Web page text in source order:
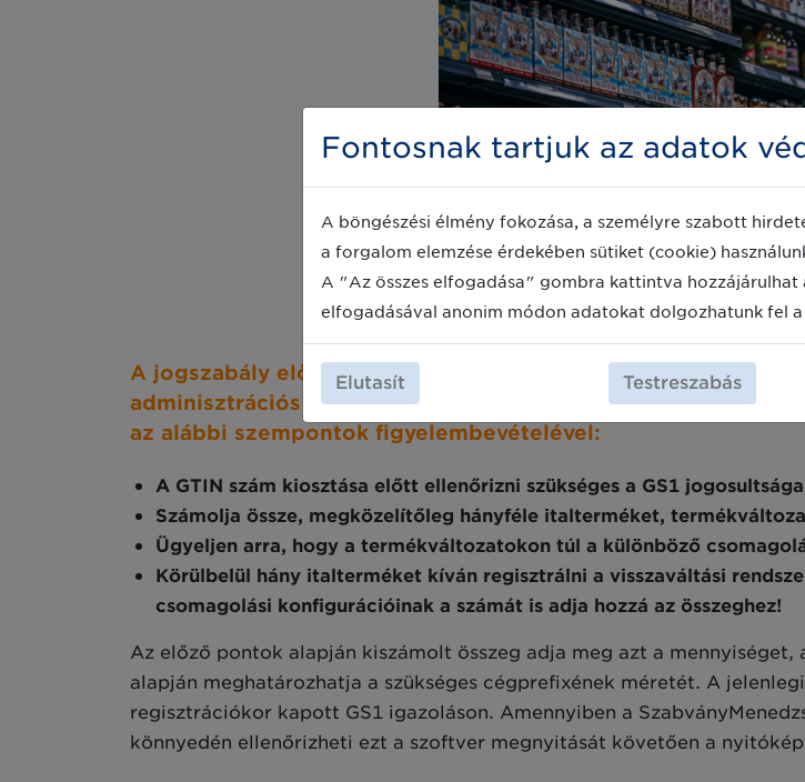
A jogszabály előírja, hogy minden érintett termék esetében
adminisztrációs és informatikai kérdések mellett érdemes
az alábbi szempontok figyelembevételével:
A GTIN szám kiosztása előtt ellenőrizni szükséges a GS1
Számolja össze, megközelítőleg hányféle italterméket,
Ügyeljen arra, hogy a termékváltozatokon túl a különböző
Körülbelül hány italterméket kíván regisztrálni a visszaváltási
csomagolási konfigurációinak a számát is adja hozzá az összeghez!
Az előző pontok alapján kiszámolt összeg adja meg azt a
alapján meghatározhatja a szükséges cégprefixének méretét. A
regisztrációkor kapott GS1 igazoláson. Amennyiben a
könnyedén ellenőrizheti ezt a szoftver megnyitását követően a
Fontosnak tartjuk az adatok
A böngészési élmény fokozása, a személyre szabott
a forgalom elemzése érdekében sütiket (cookie)
A "Az összes elfogadása" gombra kattintva hozzájárulhat
elfogadásával anonim módon adatokat dolgozhatunk fel
Elutasít Testreszabás